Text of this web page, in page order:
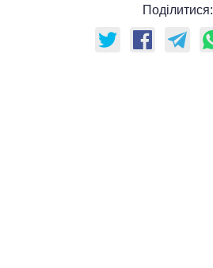
Поділитися: